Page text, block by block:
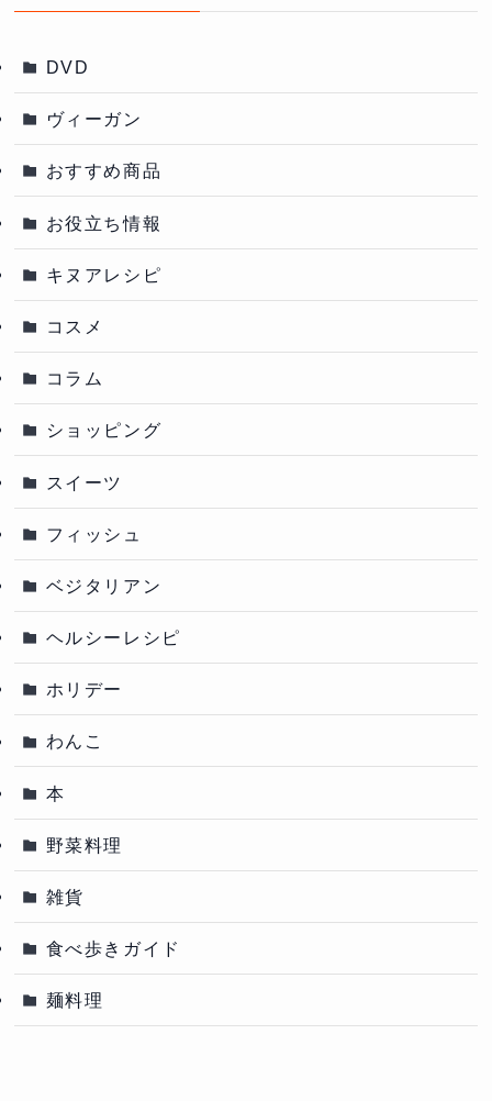
DVD
ヴィーガン
おすすめ商品
お役立ち情報
キヌアレシピ
コスメ
コラム
ショッピング
スイーツ
フィッシュ
ベジタリアン
ヘルシーレシピ
ホリデー
わんこ
本
野菜料理
雑貨
食べ歩きガイド
麺料理